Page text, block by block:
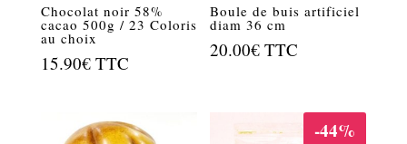
Chocolat noir 58%
cacao 500g / 23 Coloris
au choix
15.90€ TTC
Boule de buis artificiel
diam 36 cm
20.00€ TTC
-44%